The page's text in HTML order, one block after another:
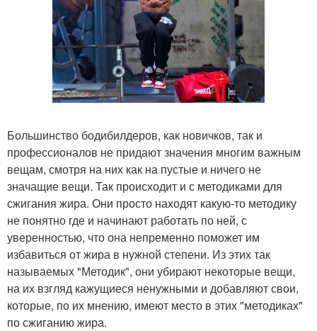
Большинство бодибилдеров, как новичков, так и
профессионалов не придают значения многим важным
вещам, смотря на них как на пустые и ничего не
значащие вещи. Так происходит и с методиками для
сжигания жира. Они просто находят какую-то методику
не понятно где и начинают работать по ней, с
уверенностью, что она непременно поможет им
избавиться от жира в нужной степени. Из этих так
называемых "Методик", они убирают некоторые вещи,
на их взгляд кажущиеся ненужными и добавляют свои,
которые, по их мнению, имеют место в этих "методиках"
по сжиганию жира.